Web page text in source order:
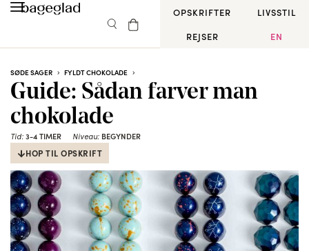
OPSKRIFTER
LIVSSTIL
REJSER
EN
SØDE SAGER FYLDT CHOKOLADE
Guide: Sådan farver man
chokolade
Tid:3-4 TIMER Niveau: BEGYNDER
HOP TIL OPSKRIFT